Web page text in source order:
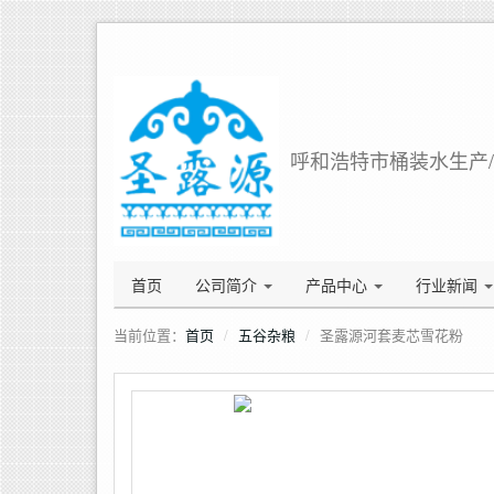
呼和浩特市桶装水生
首页 公司简介 产品中心 行业新闻
当前位置： 首页 五谷杂粮 圣露源河套麦芯雪花粉